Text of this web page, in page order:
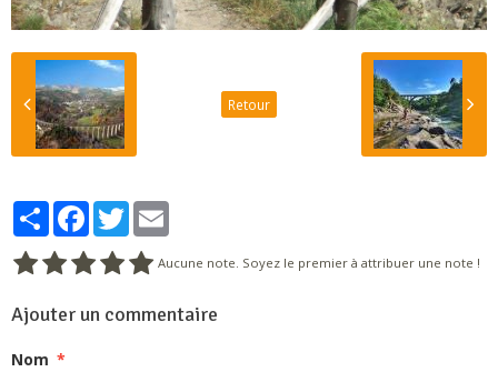
Retour
PartagerFacebook
Twitter
Aucune note. Soyez le premier à attribuer une note !
Ajouter un commentaire
Nom